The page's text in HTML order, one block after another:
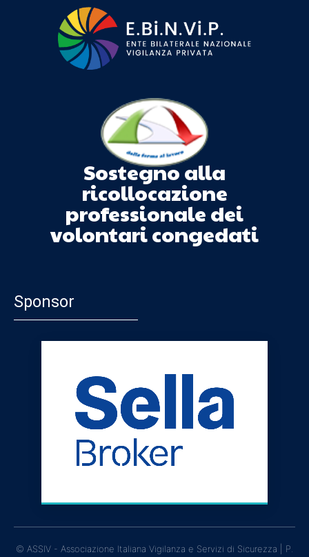
Sostegno alla
ricollocazione
professionale dei
volontari congedati
Sponsor
© ASSIV - Associazione Italiana Vigilanza e Servizi di Sicurezza | P.